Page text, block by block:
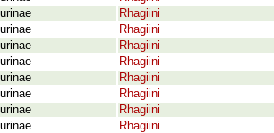
Rhagiini
Rhagiini
Rhagiini
Rhagiini
Rhagiini
Rhagiini
Rhagiini
Rhagiini